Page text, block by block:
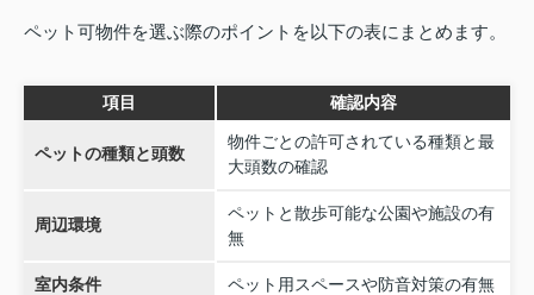
ペット可物件を選ぶ際のポイントを以下の表にまとめます。
項目 確認内容
ペットの種類と頭数
物件ごとの許可されている種類と最
大頭数の確認
周辺環境
ペットと散歩可能な公園や施設の有
無
室内条件 ペット用スペースや防音対策の有無